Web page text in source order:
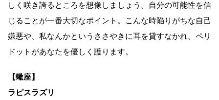
しく咲き誇るところを想像しましょう。自分の可能性を信
じることが一番大切なポイント。こんな時陥りがちな自己
嫌悪や、私なんかというささやきに耳を貸すなかれ。ペリ
ドットがあなたを優しく護ります。
【蠍座】
ラピスラズリ